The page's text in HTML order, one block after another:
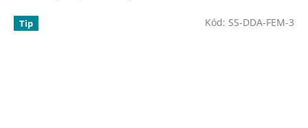
Tip Kód: SS-DDA-FEM-3